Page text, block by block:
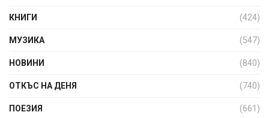
КНИГИ (424)
МУЗИКА (547)
НОВИНИ (840)
ОТКЪС НА ДЕНЯ (740)
ПОЕЗИЯ (661)